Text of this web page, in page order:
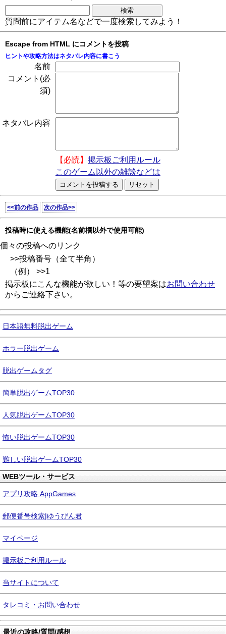
質問前にアイテム名などで一度検索してみよう！
Escape from HTML にコメントを投稿
ヒントや攻略方法はネタバレ内容に書こう
名前
コメント(必
須)
ネタバレ内容
【必読】 掲示板ご利用ルール
このゲーム以外の雑談などは
<<前の作品 次の作品>>
投稿時に使える機能(名前欄以外で使用可能)
個々の投稿へのリンク
>>投稿番号（全て半角）
（例） >>1
掲示板にこんな機能が欲しい！等の要望案はお問い合わせ
からご連絡下さい。
日本語無料脱出ゲーム
ホラー脱出ゲーム
脱出ゲームタグ
簡単脱出ゲームTOP30
人気脱出ゲームTOP30
怖い脱出ゲームTOP30
難しい脱出ゲームTOP30
WEBツール・サービス
アプリ攻略 AppGames
郵便番号検索|ゆうびん君
マイページ
掲示板ご利用ルール
当サイトについて
タレコミ・お問い合わせ
最近の攻略/質問/感想